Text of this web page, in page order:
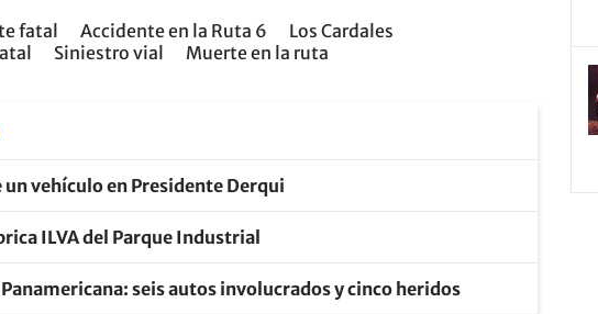
fatal Accidente en la Ruta 6
Los Cardales
Siniestro vial Muerte en la ruta
un vehículo en Presidente Derqui
ILVA del Parque Industrial
seis autos involucrados y cinco heridos